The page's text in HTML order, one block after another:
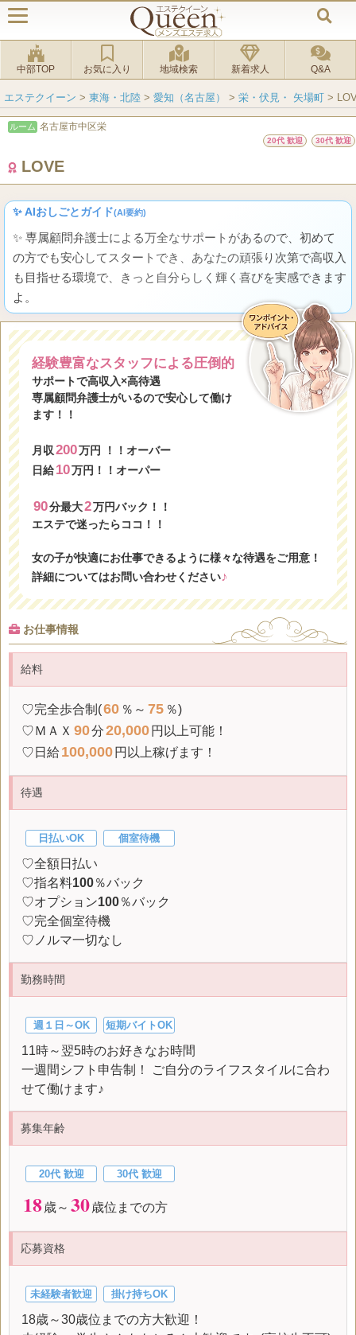
中部TOP お気に入り 地域検索 新着求人 Q&A
エステクイーン > 東海・北陸 > 愛知（名古屋） > 栄・伏見・ 矢場町 >
ルーム 名古屋市中区栄
20代 歓迎 30代 歓迎
LOVE
✨ AIおしごとガイド(AI要約)
✨ 専属顧問弁護士による万全なサポートがあるので、初めて
の方でも安心してスタートでき、あなたの頑張り次第で高収入
も目指せる環境で、きっと自分らしく輝く喜びを実感できます
よ。
経験豊富なスタッフによる圧倒的
サポートで高収入×高待遇
専属顧問弁護士がいるので安心して働け
ます！！
月収200万円 ！！オーバー
日給 10万円！！オーパー
90分最大2万円バック！！
エステで迷ったらココ！！
女の子が快適にお仕事できるように様々な待遇をご用意！
詳細についてはお問い合わせください♪
お仕事情報
給料
♡完全歩合制(60 ％～ 75 ％)
♡ＭＡＸ 90分20,000 円以上可能！
♡ 日給100,000 円以上稼げます！
待遇
日払いOK 個室待機
♡全額日払い
♡指名料100％バック
♡オプション100％バック
♡完全個室待機
♡ノルマ一切なし
勤務時間
週１日～OK 短期バイトOK
11時～翌5時のお好きなお時間
一週間シフト申告制！ ご自分のライフスタイルに合わ
せて働けます♪
募集年齢
20代 歓迎 30代 歓迎
18歳～ 30歳位までの方
応募資格
未経験者歓迎 掛け持ちOK
18歳～30歳位までの方大歓迎！